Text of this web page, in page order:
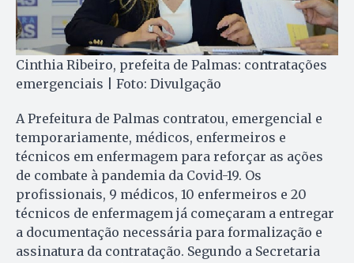
Cinthia Ribeiro, prefeita de Palmas: contratações
emergenciais | Foto: Divulgação
A Prefeitura de Palmas contratou, emergencial e
temporariamente, médicos, enfermeiros e
técnicos em enfermagem para reforçar as ações
de combate à pandemia da Covid-19. Os
profissionais, 9 médicos, 10 enfermeiros e 20
técnicos de enfermagem já começaram a entregar
a documentação necessária para formalização e
assinatura da contratação. Segundo a Secretaria